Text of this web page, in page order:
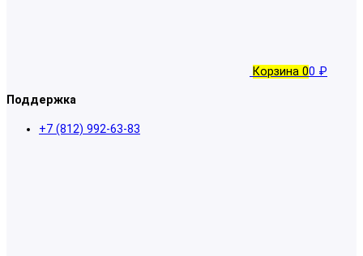
Корзина 00 ₽
Поддержка
+7 (812) 992-63-83